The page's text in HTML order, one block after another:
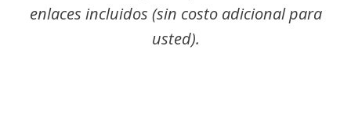
enlaces incluidos (sin costo adicional para
usted).